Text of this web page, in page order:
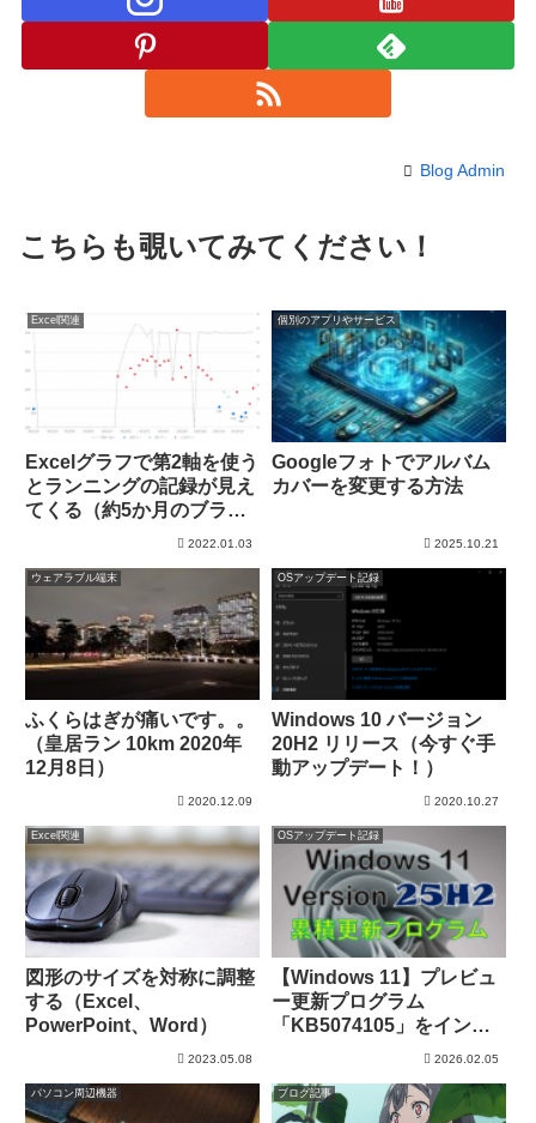
Blog Admin
こちらも覗いてみてください！
Excel関連
Excelグラフで第2軸を使う
とランニングの記録が見え
てくる（約5か月のブラン
クから復帰できたのか）
2022.01.03
個別のアプリやサービス
Googleフォトでアルバム
カバーを変更する方法
2025.10.21
ウェアラブル端末
ふくらはぎが痛いです。。
（皇居ラン 10km 2020年
12月8日）
2020.12.09
OSアップデート記録
Windows 10 バージョン
20H2 リリース（今すぐ手
動アップデート！）
2020.10.27
Excel関連
図形のサイズを対称に調整
する（Excel、
PowerPoint、Word）
2023.05.08
OSアップデート記録
【Windows 11】プレビュ
ー更新プログラム
「KB5074105」をインス
2026.02.05
パソコン周辺機器 ブログ記事